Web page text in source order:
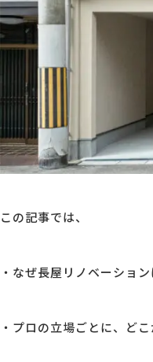
この記事では、
・なぜ長屋リノベーショ
・プロの立場ごとに、ど